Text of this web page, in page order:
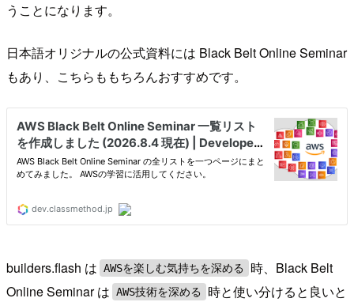
うことになります。
日本語オリジナルの公式資料には Black Belt Online Seminar
もあり、こちらももちろんおすすめです。
builders.flash は AWSを楽しむ気持ちを深める
時、Black Belt
Online Seminar は AWS技術を深める
時と使い分けると良いと